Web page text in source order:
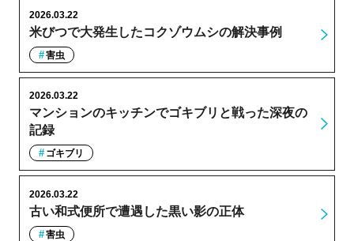
米びつで大発生したコクゾウムシの解決事例
2026.03.22
害虫
マンションのキッチンでゴキブリと戦った深夜の
記録
2026.03.22
ゴキブリ
古い和式便所で遭遇した黒い影の正体
2026.03.22
害虫